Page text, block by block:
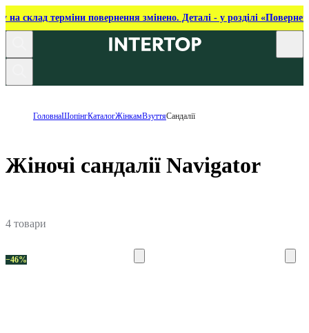
на склад терміни повернення змінено. Деталі - у розділі
ГоловнаШопінгКаталогЖінкамВзуттяСандалії
Жіночі сандалії Navigator
4 товари
−46%